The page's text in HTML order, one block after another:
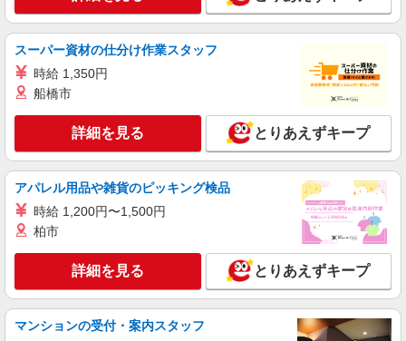
スーパー資材の仕分け作業スタッフ
時給 1,350円
船橋市
詳細を見る とりあえずキープ
アパレル用品や雑貨のピッキング検品
時給 1,200円〜1,500円
柏市
詳細を見る とりあえずキープ
マンションの受付・案内スタッフ